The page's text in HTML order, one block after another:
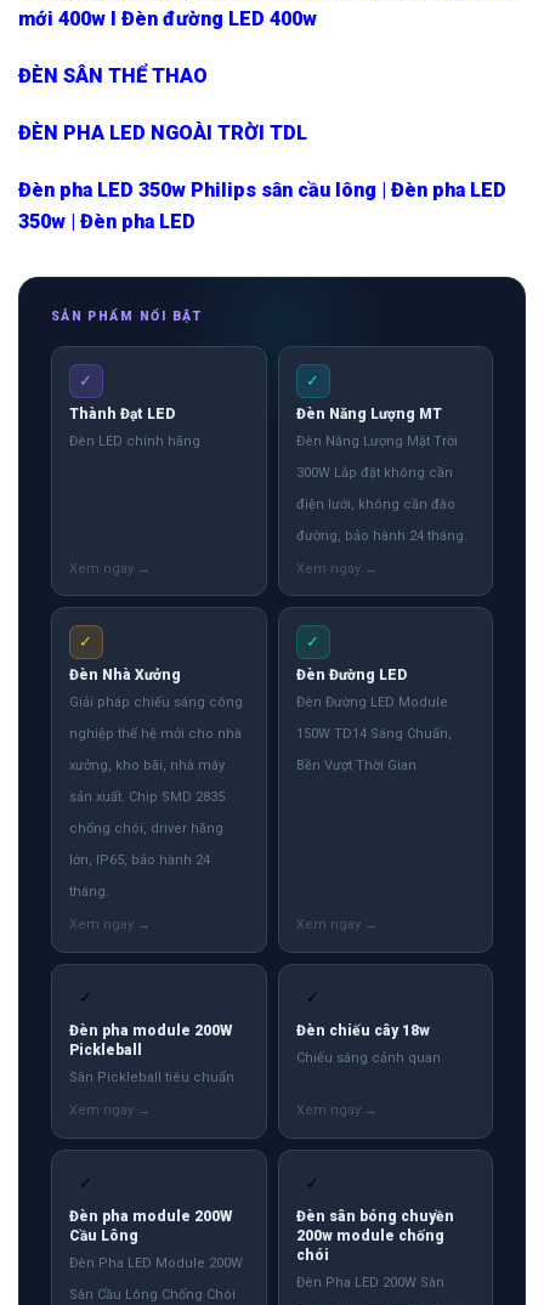
mới 400w l Đèn đường LED 400w
ĐÈN SÂN THỂ THAO
ĐÈN PHA LED NGOÀI TRỜI TDL
Đèn pha LED 350w Philips sân cầu lông | Đèn pha LED
350w | Đèn pha LED
SẢN PHẨM NỔI BẬT
✓
Thành Đạt LED
Đèn LED chính hãng
✓
Đèn Năng Lượng MT
Đèn Năng Lượng Mặt Trời
300W Lắp đặt không cần
điện lưới, không cần đào
đường, bảo hành 24 tháng.
✓
Đèn Nhà Xưởng
Giải pháp chiếu sáng công
nghiệp thế hệ mới cho nhà
xưởng, kho bãi, nhà máy
sản xuất. Chip SMD 2835
chống chói, driver hãng
lớn, IP65, bảo hành 24
tháng.
✓
Đèn Đường LED
Đèn Đường LED Module
150W TD14 Sáng Chuẩn,
Bền Vượt Thời Gian
✓
Đèn pha module 200W
Pickleball
Sân Pickleball tiêu chuẩn
✓
Đèn chiếu cây 18w
Chiếu sáng cảnh quan
✓
Đèn pha module 200W
Cầu Lông
Đèn Pha LED Module 200W
Sân Cầu Lông Chống Chói
✓
Đèn sân bóng chuyền
200w module chống
chói
Đèn Pha LED 200W Sân